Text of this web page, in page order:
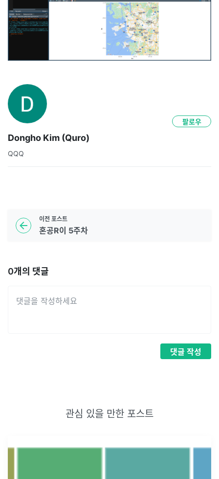
Dongho Kim (Quro)
QQQ
팔로우
이전 포스트
혼공R이 5주차
0개의 댓글
댓글 작성
관심 있을 만한 포스트